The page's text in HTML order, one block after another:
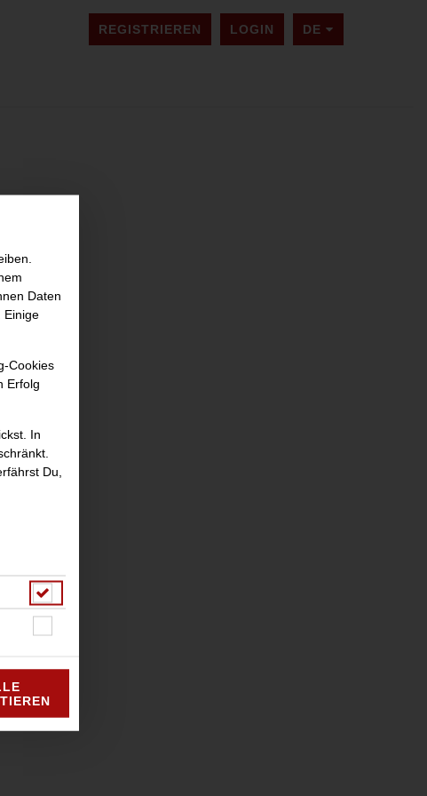
REGISTRIEREN LOGIN DE
SPRACHE
Daten
Einige
Cookies
Erfolg
In
Du,